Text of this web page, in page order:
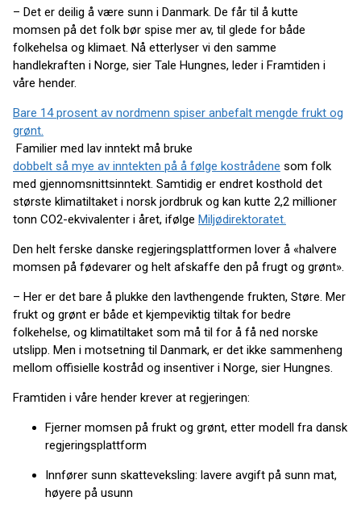
– Det er deilig å være sunn i Danmark. De får til å kutte
momsen på det folk bør spise mer av, til glede for både
folkehelsa og klimaet. Nå etterlyser vi den samme
handlekraften i Norge, sier Tale Hungnes, leder i Framtiden i
våre hender.
Bare 14 prosent av nordmenn spiser anbefalt mengde frukt og
grønt.
Familier med lav inntekt må bruke
dobbelt så mye av inntekten på å følge kostrådene som folk
med gjennomsnittsinntekt. Samtidig er endret kosthold det
største klimatiltaket i norsk jordbruk og kan kutte 2,2 millioner
tonn CO2-ekvivalenter i året, ifølge Miljødirektoratet.
Den helt ferske danske regjeringsplattformen lover å «halvere
momsen på fødevarer og helt afskaffe den på frugt og grønt».
– Her er det bare å plukke den lavthengende frukten, Støre. Mer
frukt og grønt er både et kjempeviktig tiltak for bedre
folkehelse, og klimatiltaket som må til for å få ned norske
utslipp. Men i motsetning til Danmark, er det ikke sammenheng
mellom offisielle kostråd og insentiver i Norge, sier Hungnes.
Framtiden i våre hender krever at regjeringen:
Fjerner momsen på frukt og grønt, etter modell fra dansk
regjeringsplattform
Innfører sunn skatteveksling: lavere avgift på sunn mat,
høyere på usunn